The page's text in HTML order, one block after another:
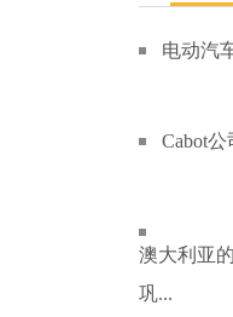
电动汽
Cabot
澳大利亚
巩...